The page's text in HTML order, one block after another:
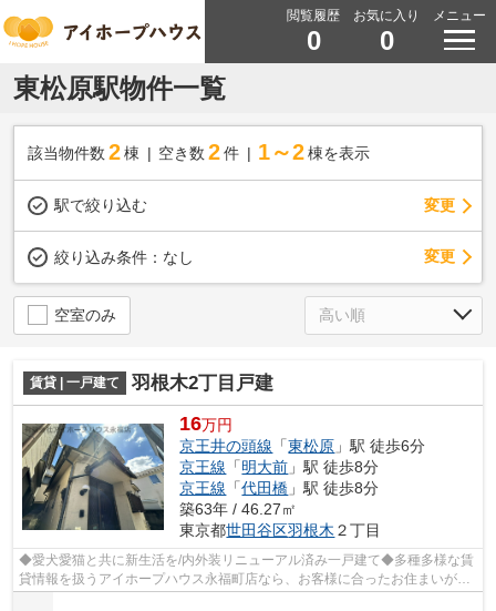
閲覧履歴
0
お気に入り
0
メニュー
東松原駅物件一覧
該当物件数 2棟 空き数 2 件 1～2 棟を表示
駅で絞り込む 変更
絞り込み条件： なし 変更
空室のみ
賃貸 | 一戸建て 羽根木2丁目戸建
16万円
京王井の頭線 「東松原 」駅 徒歩6分
京王線 「明大前 」駅 徒歩8分
京王線 「代田橋 」駅 徒歩8分
築63年 / 46.27㎡
東京都世田谷区羽根木 ２丁目
◆愛犬愛猫と共に新生活を/内外装リニューアル済み一戸建て◆多種多様な賃
貸情報を扱うアイホープハウス永福町店なら、お客様に合ったお住まいがき